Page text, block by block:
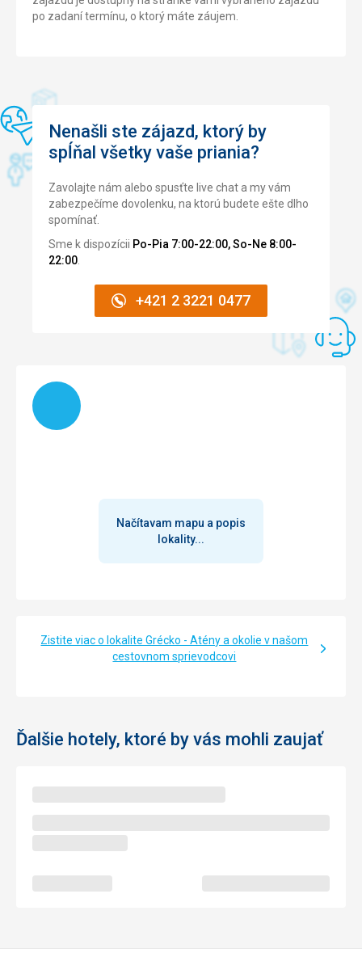
po zadaní termínu, o ktorý máte záujem.
Nenašli ste zájazd, ktorý by
spĺňal všetky vaše priania?
Zavolajte nám alebo spusťte live chat a my vám
zabezpečíme dovolenku, na ktorú budete ešte dlho
spomínať.
Sme k dispozícii Po-Pia 7:00-22:00, So-Ne 8:00-
22:00.
+421 2 3221 0477
Načítam
Načítavam mapu a popis
lokality...
Zistite viac o lokalite Grécko - Atény a okolie v našom
cestovnom sprievodcovi
Ďalšie hotely, ktoré by vás mohli zaujať